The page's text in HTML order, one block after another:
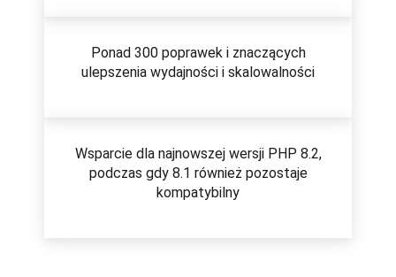
Ponad 300 poprawek i znaczących
ulepszenia wydajności i skalowalności
Wsparcie dla najnowszej wersji PHP 8.2,
podczas gdy 8.1 również pozostaje
kompatybilny